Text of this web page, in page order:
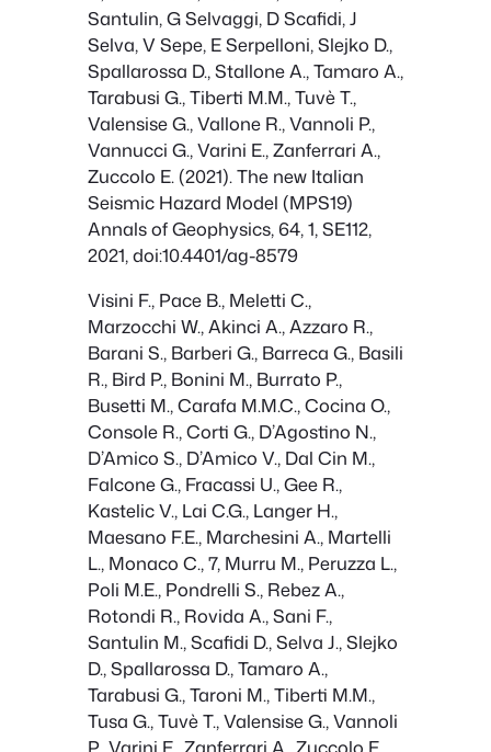
Santulin, G Selvaggi, D Scafidi, J
Selva, V Sepe, E Serpelloni, Slejko D.,
Spallarossa D., Stallone A., Tamaro A.,
Tarabusi G., Tiberti M.M., Tuvè T.,
Valensise G., Vallone R., Vannoli P.,
Vannucci G., Varini E., Zanferrari A.,
Zuccolo E. (2021). The new Italian
Seismic Hazard Model (MPS19)
Annals of Geophysics, 64, 1, SE112,
2021, doi:10.4401/ag-8579
Visini F., Pace B., Meletti C.,
Marzocchi W., Akinci A., Azzaro R.,
Barani S., Barberi G., Barreca G., Basili
R., Bird P., Bonini M., Burrato P.,
Busetti M., Carafa M.M.C., Cocina O.,
Console R., Corti G., D’Agostino N.,
D’Amico S., D’Amico V., Dal Cin M.,
Falcone G., Fracassi U., Gee R.,
Kastelic V., Lai C.G., Langer H.,
Maesano F.E., Marchesini A., Martelli
L., Monaco C., 7, Murru M., Peruzza L.,
Poli M.E., Pondrelli S., Rebez A.,
Rotondi R., Rovida A., Sani F.,
Santulin M., Scafidi D., Selva J., Slejko
D., Spallarossa D., Tamaro A.,
Tarabusi G., Taroni M., Tiberti M.M.,
Tusa G., Tuvè T., Valensise G., Vannoli
P., Varini E., Zanferrari A., Zuccolo E.